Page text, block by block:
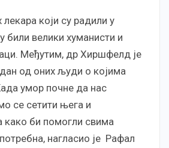
који су радили у
били велики хуманисти и
Међутим, др Хиршфелд је
од оних људи о којима
умор почне да нас
се сетити њега и
како би помогли свима
нагласио је Рафал